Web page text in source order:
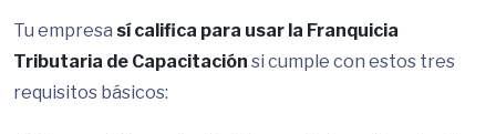
Tu empresa sí califica para usar la Franquicia
Tributaria de Capacitación si cumple con estos tres
requisitos básicos: